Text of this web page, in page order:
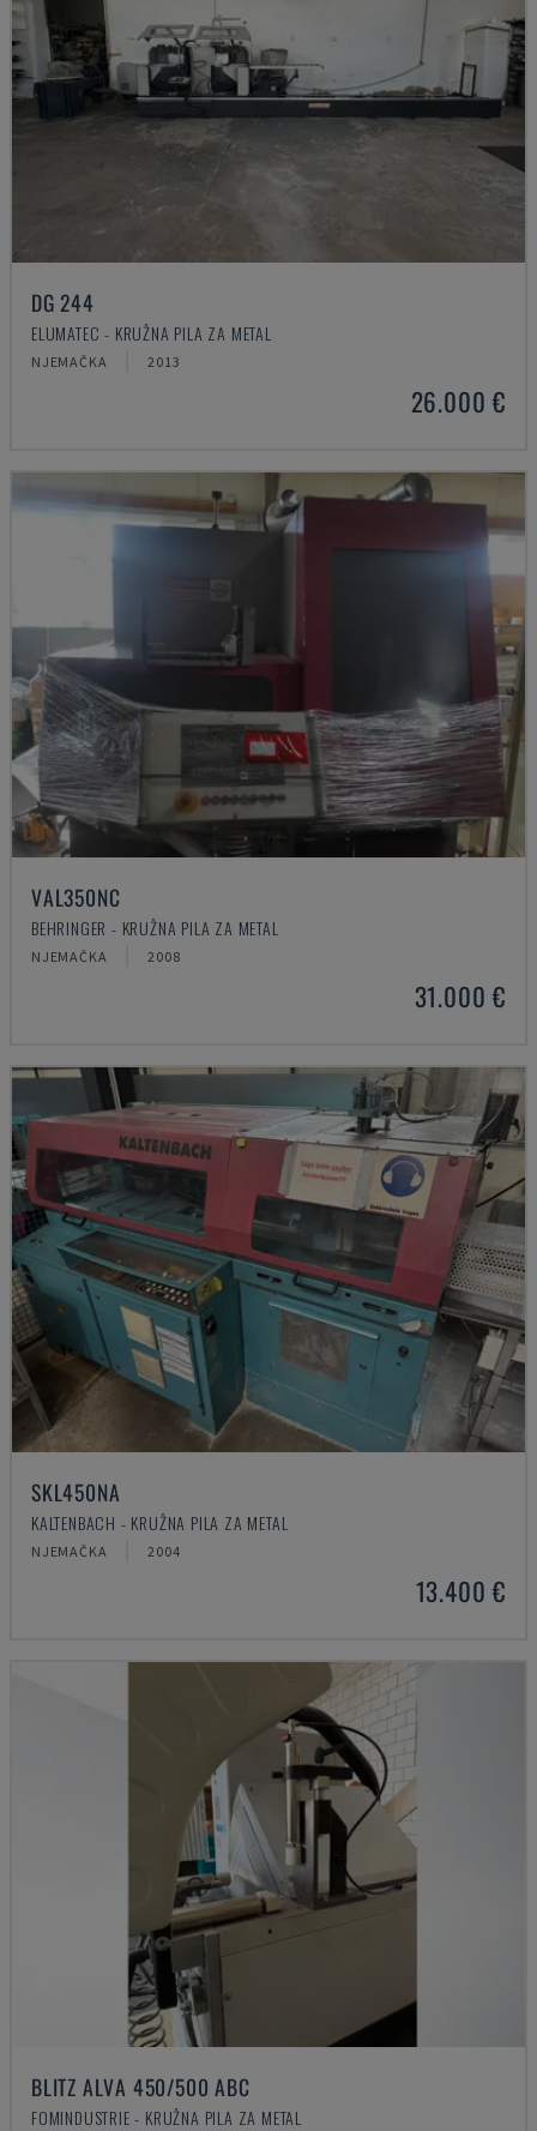
DG 244
ELUMATEC - KRUŽNA PILA ZA METAL
NJEMAČKA 2013
26.000 €
VAL350NC
BEHRINGER - KRUŽNA PILA ZA METAL
NJEMAČKA 2008
31.000 €
SKL450NA
KALTENBACH - KRUŽNA PILA ZA METAL
NJEMAČKA 2004
13.400 €
BLITZ ALVA 450/500 ABC
FOMINDUSTRIE - KRUŽNA PILA ZA METAL